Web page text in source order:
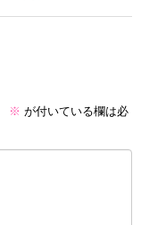
※ が付いている欄は必